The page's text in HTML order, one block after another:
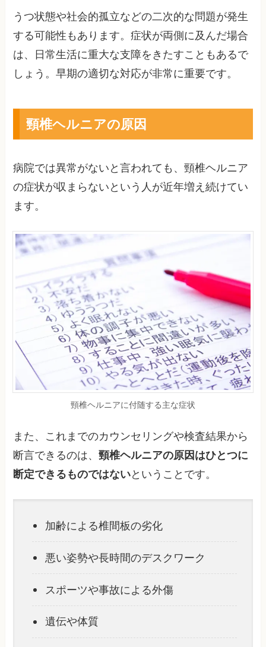
うつ状態や社会的孤立などの二次的な問題が発生
する可能性もあります。症状が両側に及んだ場合
は、日常生活に重大な支障をきたすこともあるで
しょう。早期の適切な対応が非常に重要です。
頸椎ヘルニアの原因
病院では異常がないと言われても、頸椎ヘルニア
の症状が収まらないという人が近年増え続けてい
ます。
頸椎ヘルニアに付随する主な症状
また、これまでのカウンセリングや検査結果から
断言できるのは、頸椎ヘルニアの原因はひとつに
断定できるものではないということです。
加齢による椎間板の劣化
悪い姿勢や長時間のデスクワーク
スポーツや事故による外傷
遺伝や体質